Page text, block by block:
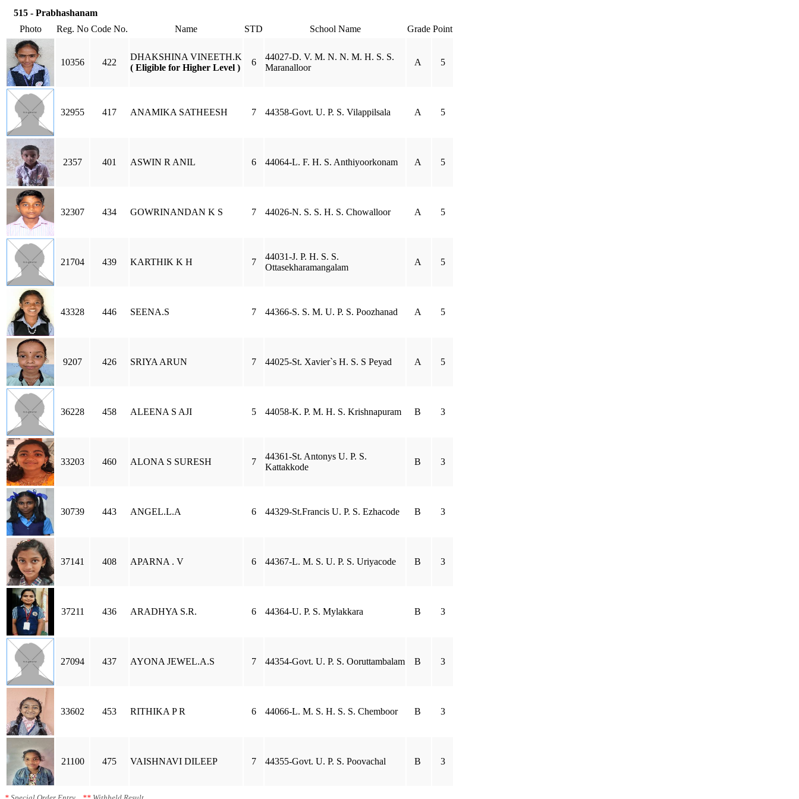
515 - Prabhashanam
Photo
Reg. No Code No. Name STD School Name Grade Point
10356 422
DHAKSHINA VINEETH.K
( Eligible for Higher Level )
6
44027-D. V. M. N. N. M. H. S. S.
Maranalloor
A 5
32955 417 ANAMIKA SATHEESH 7 44358-Govt. U. P. S. Vilappilsala A 5
2357 401 ASWIN R ANIL 6 44064-L. F. H. S. Anthiyoorkonam A 5
32307 434 GOWRINANDAN K S 7 44026-N. S. S. H. S. Chowalloor A 5
21704 439 KARTHIK K H 7
44031-J. P. H. S. S.
Ottasekharamangalam
A 5
43328 446 SEENA.S 7 44366-S. S. M. U. P. S. Poozhanad A 5
9207 426 SRIYA ARUN 7 44025-St. Xavier`s H. S. S Peyad A 5
36228 458 ALEENA S AJI 5 44058-K. P. M. H. S. Krishnapuram B 3
33203 460 ALONA S SURESH 7
44361-St. Antonys U. P. S.
Kattakkode
B 3
30739 443 ANGEL.L.A 6 44329-St.Francis U. P. S. Ezhacode B 3
37141 408 APARNA . V 6 44367-L. M. S. U. P. S. Uriyacode B 3
37211 436 ARADHYA S.R. 6 44364-U. P. S. Mylakkara B 3
27094 437 AYONA JEWEL.A.S 7 44354-Govt. U. P. S. Ooruttambalam B 3
33602 453 RITHIKA P R 6 44066-L. M. S. H. S. S. Chemboor B 3
21100 475 VAISHNAVI DILEEP 7 44355-Govt. U. P. S. Poovachal B 3